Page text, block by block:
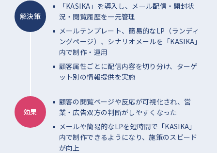
解決策
「KASIKA」を導入し、メール配信・開封状
況・閲覧履歴を一元管理
メールテンプレート、簡易的なLP（ランディ
ングページ）、シナリオメールを「KASIKA」
内で制作・運用
顧客属性ごとに配信内容を切り分け、ターゲ
ット別の情報提供を実施
効果
顧客の閲覧ページや反応が可視化され、営
業・広告双方の判断がしやすくなった
メールや簡易的なLPを短時間で「KASIKA」
内で制作できるようになり、施策のスピード
が向上